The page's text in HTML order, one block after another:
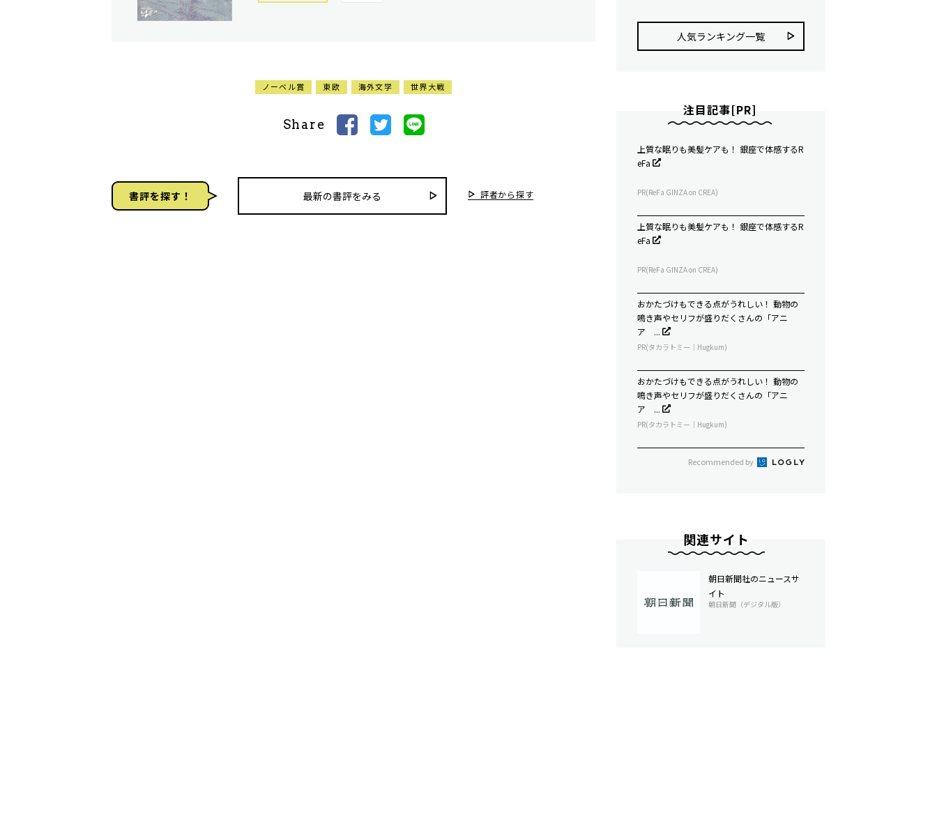
ノーベル賞 東欧 海外文学 世界大戦
Share
書評を探す！ 最新の書評をみる 評者から探す
人気ランキング⼀覧
注目記事[PR]
上質な眠りも美髪ケアも！ 銀座で体感するR
eFa
PR(ReFa GINZA on CREA)
上質な眠りも美髪ケアも！ 銀座で体感するR
eFa
PR(ReFa GINZA on CREA)
おかたづけもできる点がうれしい！ 動物の
鳴き声やセリフが盛りだくさんの「アニ
ア ...
PR(タカラトミー｜Hugkum)
おかたづけもできる点がうれしい！ 動物の
鳴き声やセリフが盛りだくさんの「アニ
ア ...
PR(タカラトミー｜Hugkum)
Recommended by
関連サイト
朝日新聞社のニュースサ
イト
朝日新聞（デジタル版）